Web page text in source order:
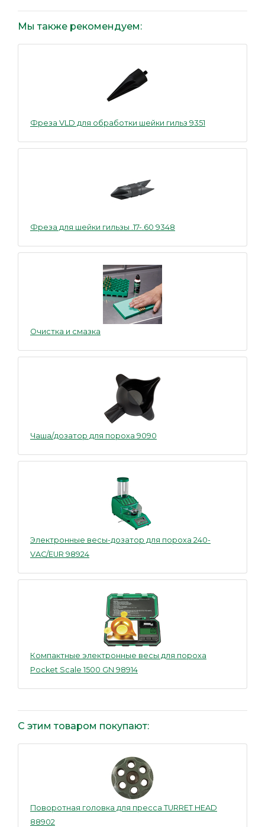
Мы также рекомендуем:
Фреза VLD для обработки шейки гильз 9351
Фреза для шейки гильзы .17-.60 9348
Очистка и смазка
Чаша/дозатор для пороха 9090
Электронные весы-дозатор для пороха 240-
VAC/EUR 98924
Компактные электронные весы для пороха
Pocket Scale 1500 GN 98914
С этим товаром покупают:
Поворотная головка для пресса TURRET HEAD
88902